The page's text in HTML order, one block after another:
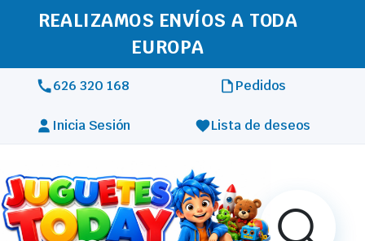
REALIZAMOS ENVÍOS A TODA
EUROPA
626 320 168 Pedidos
Inicia Sesión Lista de deseos